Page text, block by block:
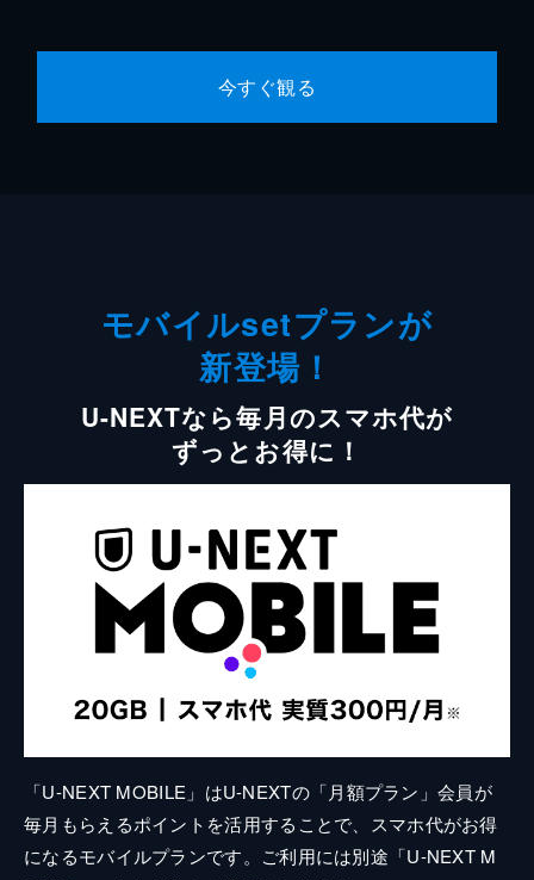
今すぐ観る
モバイルsetプランが
新登場！
U-NEXTなら毎月のスマホ代が
ずっとお得に！
「U-NEXT MOBILE」はU-NEXTの「月額プラン」会員が
毎月もらえるポイントを活用することで、スマホ代がお得
になるモバイルプランです。ご利用には別途「U-NEXT M